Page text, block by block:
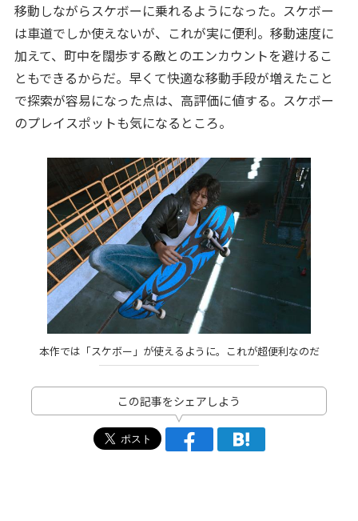
移動しながらスケボーに乗れるようになった。スケボー
は車道でしか使えないが、これが実に便利。移動速度に
加えて、町中を闊歩する敵とのエンカウントを避けるこ
ともできるからだ。早くて快適な移動手段が増えたこと
で探索が容易になった点は、高評価に値する。スケボー
のプレイスポットも気になるところ。
本作では「スケボー」が使えるように。これが超便利なのだ
この記事をシェアしよう